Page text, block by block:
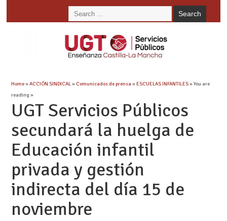
Home»ACCIÓN SINDICAL» Comunicados de prensa »ESCUELAS INFANTILES» You are
reading »
UGT Servicios Públicos
secundará la huelga de
Educación infantil
privada y gestión
indirecta del día 15 de
noviembre